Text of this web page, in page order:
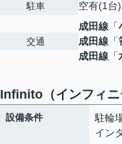
駐車 空有(1台)
交通
成田線 「
成田線 「
成田線 「
Infinito（インフィ
設備条件
駐輪
イン